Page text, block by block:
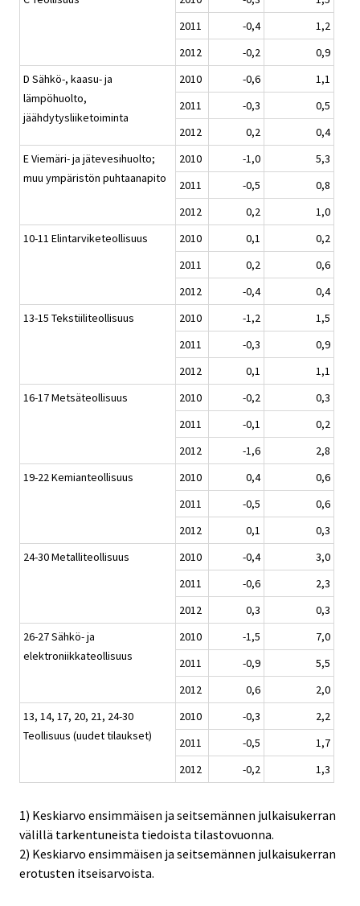
2011
-0,4
1,2
2012
-0,2
0,9
D Sähkö-, kaasu- ja
lämpöhuolto,
jäähdytysliiketoiminta
2010 -0,6
1,1
2011
-0,3
0,5
2012
0,2
0,4
E Viemäri- ja jätevesihuolto;
muu ympäristön puhtaanapito
2010 -1,0
5,3
2011
-0,5
0,8
2012
0,2
1,0
10-11 Elintarviketeollisuus
2010 0,1
0,2
2011
0,2
0,6
2012
-0,4
0,4
13-15 Tekstiiliteollisuus
2010 -1,2
1,5
2011
-0,3
0,9
2012
0,1
1,1
16-17 Metsäteollisuus
2010 -0,2
0,3
2011
-0,1
0,2
2012
-1,6
2,8
19-22 Kemianteollisuus
2010 0,4
0,6
2011
-0,5
0,6
2012
0,1
0,3
24-30 Metalliteollisuus
2010 -0,4
3,0
2011
-0,6
2,3
2012
0,3
0,3
26-27 Sähkö- ja
elektroniikkateollisuus
2010 -1,5
7,0
2011
-0,9
5,5
2012
0,6
2,0
13, 14, 17, 20, 21, 24-30
Teollisuus (uudet tilaukset)
2010 -0,3
2,2
2011
-0,5
1,7
2012
-0,2 1,3
1) Keskiarvo ensimmäisen ja seitsemännen julkaisukerran
välillä tarkentuneista tiedoista tilastovuonna.
2) Keskiarvo ensimmäisen ja seitsemännen julkaisukerran
erotusten itseisarvoista.